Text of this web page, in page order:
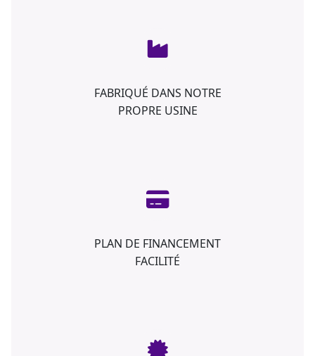
FABRIQUÉ DANS NOTRE
PROPRE USINE
PLAN DE FINANCEMENT
FACILITÉ